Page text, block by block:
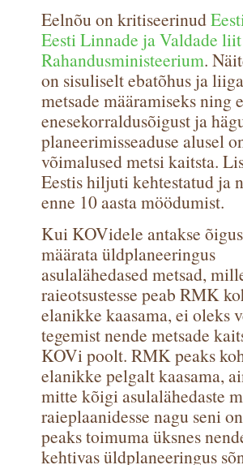
Eelnõu on kritiseerinud
Eesti Linnade ja Valdade liit
Rahandusministeerium.
on sisuliselt ebatõhus ja
metsade määramiseks ning
enesekorraldusõigust ja
planeerimisseaduse alusel
võimalused metsi kaitsta.
Eestis hiljuti kehtestatud ja
enne 10 aasta möödumist.
Kui KOVidele antakse õigus
määrata üldplaneeringus
asulalähedased metsad,
raieotsustesse peab RMK
elanikke kaasama, ei oleks
tegemist nende metsade
KOVi poolt. RMK peaks
elanikke pelgalt kaasama,
mitte kõigi asulalähedaste
raieplaanidesse nagu seni
peaks toimuma üksnes
kehtivas üldplaneeringus